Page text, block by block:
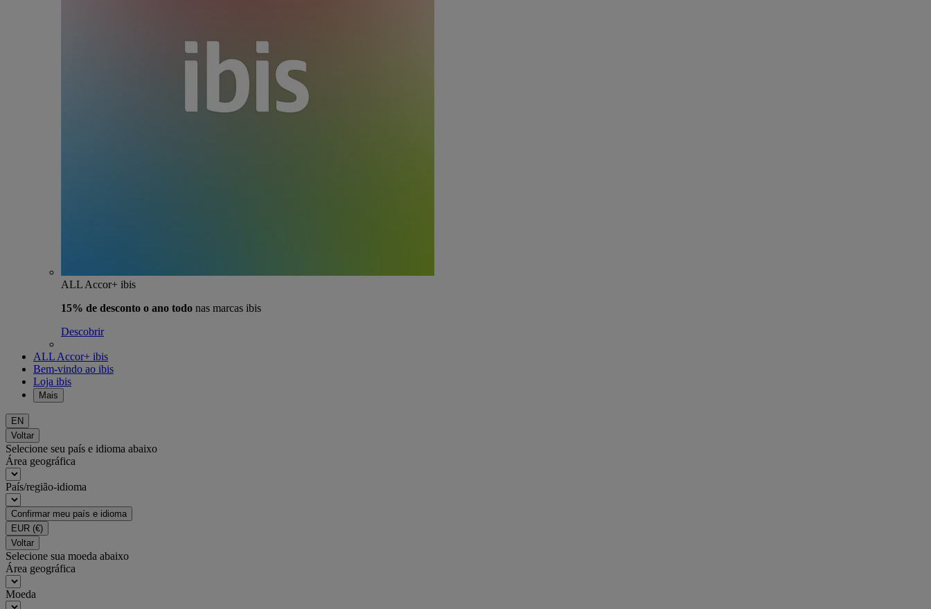
ALL Accor+ ibis
15% de desconto o ano todo nas marcas ibis
Descobrir
ALL Accor+ ibis
Bem-vindo ao ibis
Loja ibis
Mais
EN
Voltar
Selecione seu país e idioma abaixo
Área geográfica
País/região-idioma
Confirmar meu país e idioma
EUR (€)
Voltar
Selecione sua moeda abaixo
Área geográfica
Moeda